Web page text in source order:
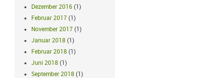
Dezember 2016 (1)
Februar 2017 (1)
November 2017 (1)
Januar 2018 (1)
Februar 2018 (1)
Juni 2018 (1)
September 2018 (1)